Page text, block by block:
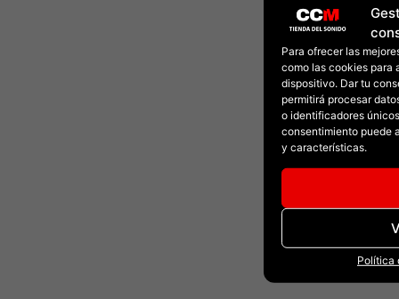
Para ofrecer las
como las cookies para
dispositivo. Dar tu
permitirá procesar
o identificadores
consentimiento puede
y características.
Política